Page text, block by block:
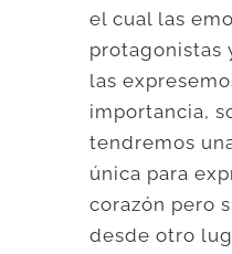
el cual las
protagonistas
las
importancia,
tendremos
única para
corazón pero
desde otro